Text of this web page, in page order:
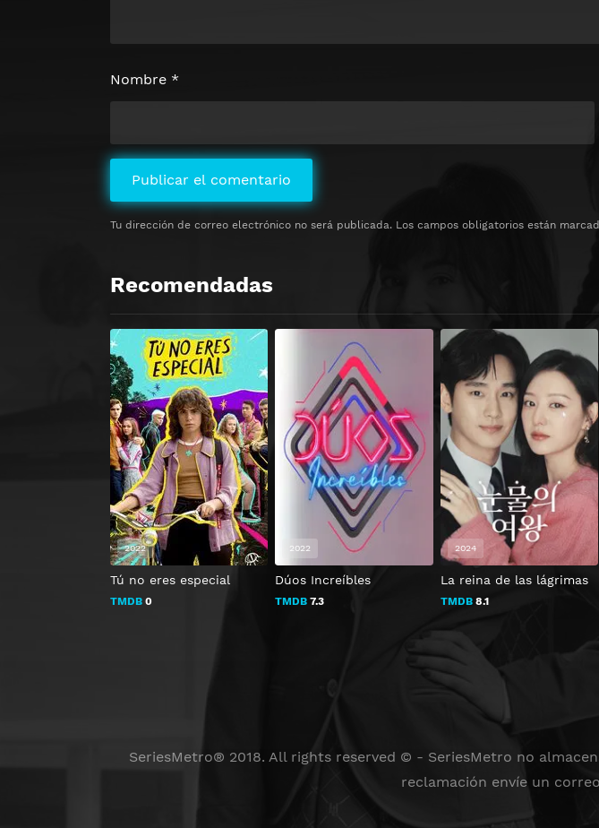
Tu dirección de correo electrónico no será publicada. Los campos obligatorios están
Nombre *
Recomendadas
Tú no eres especial
TMDB 0
2022
Dúos Increíbles
TMDB 7.3
2022
La reina de las lágrimas
TMDB8.1
2024
SeriesMetro® 2018. All rights reserved © - SeriesMetro no
reclamación envíe un